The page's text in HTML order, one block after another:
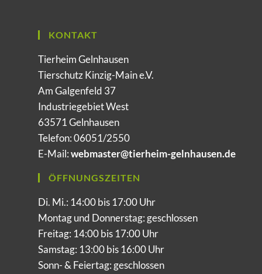
KONTAKT
Tierheim Gelnhausen
Tierschutz Kinzig-Main e.V.
Am Galgenfeld 37
Industriegebiet West
63571 Gelnhausen
Telefon: 06051/2550
E-Mail:webmaster@tierheim-gelnhausen.de
ÖFFNUNGSZEITEN
Di. Mi.: 14:00 bis 17:00 Uhr
Montag und Donnerstag: geschlossen
Freitag: 14:00 bis 17:00 Uhr
Samstag: 13:00 bis 16:00 Uhr
Sonn- & Feiertag: geschlossen